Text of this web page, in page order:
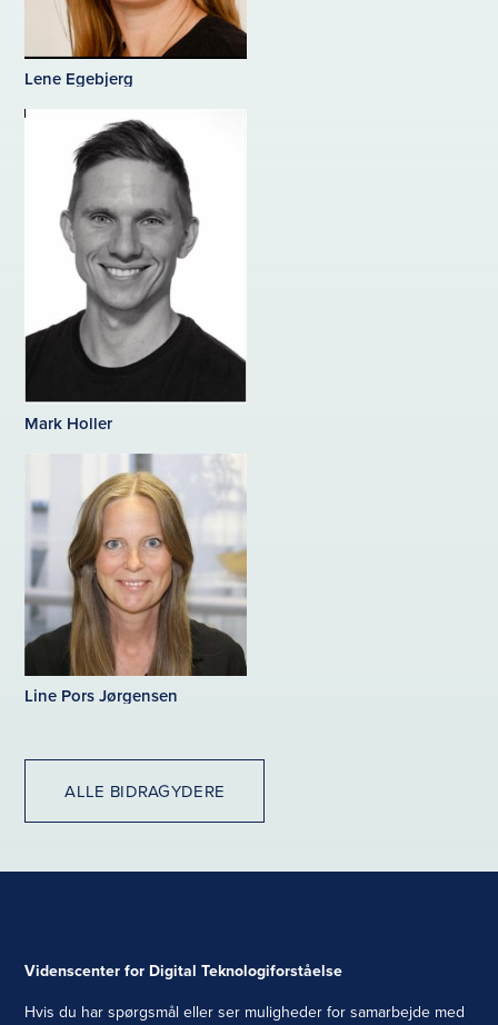
Lene Egebjerg
Mark Holler
Line Pors Jørgensen
ALLE BIDRAGYDERE
Videnscenter for Digital Teknologiforståelse
Hvis du har spørgsmål eller ser muligheder for samarbejde med